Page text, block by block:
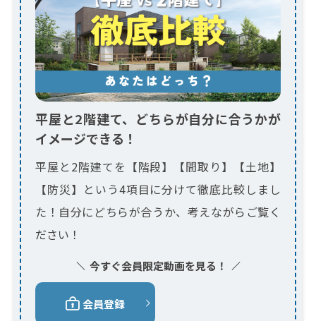
平屋と2階建て、どちらが自分に合うかが
イメージできる！
平屋と2階建てを【階段】【間取り】【土地】
【防災】という4項目に分けて徹底比較しまし
た！自分にどちらが合うか、考えながらご覧く
ださい！
今すぐ会員限定動画を見る！
会員登録